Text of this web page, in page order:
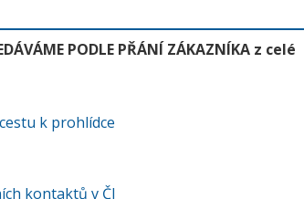
PODLE PŘÁNÍ ZÁKAZNÍKA z celé
k prohlídce
kontaktů v ČJ